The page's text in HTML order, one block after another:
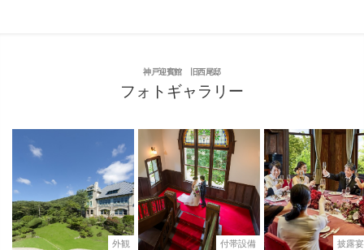
神戸迎賓館 旧西尾邸
フォトギャラリー
外観 付帯設備 披露